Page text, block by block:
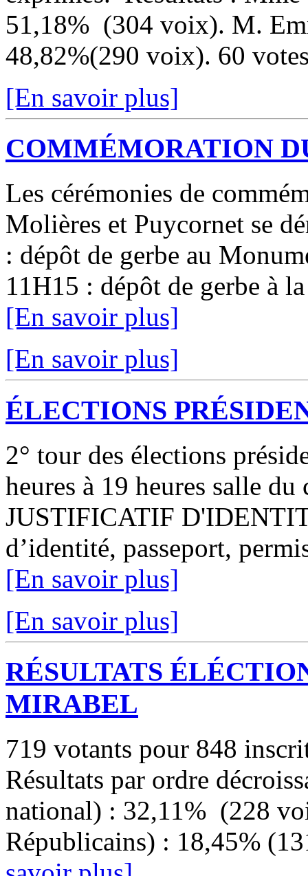
51,18% (304 voix). M.
48,82%(290 voix). 60
[En savoir plus]
COMMÉMORATION
Les cérémonies de
Molières et Puycornet se
: dépôt de gerbe au
11H15 : dépôt de gerbe à
[En savoir plus]
[En savoir plus]
ÉLECTIONS
2° tour des élections
heures à 19 heures salle
JUSTIFICATIF
d’identité, passeport,
[En savoir plus]
[En savoir plus]
RÉSULTATS
MIRABEL
719 votants pour 848
Résultats par ordre
national) : 32,11% (228
Républicains) : 18,45%